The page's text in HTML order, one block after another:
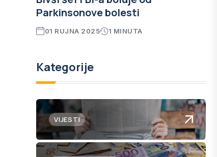
Parkinsonove bolesti
01 RUJNA 2025 1 MINUTA
Kategorije
VIJESTI